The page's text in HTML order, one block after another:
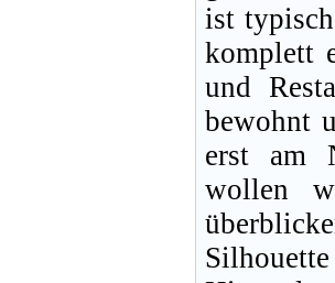
ist
komplett
und
bewohnt
erst am
wollen